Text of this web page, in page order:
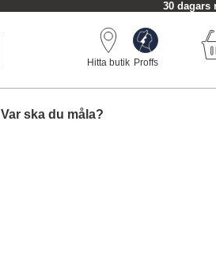
30 dagars
Hitta butik Proffs
Var ska du måla?